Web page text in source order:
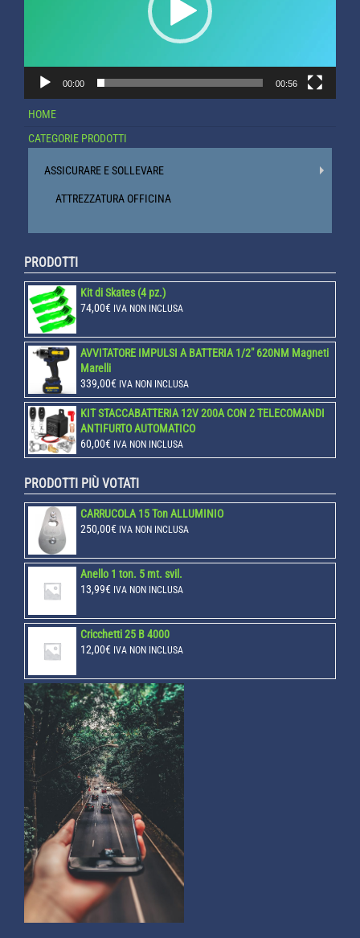
00:00 00:56
HOME
CATEGORIE PRODOTTI
ASSICURARE E SOLLEVARE
ATTREZZATURA OFFICINA
PRODOTTI
Kit di Skates (4 pz.)
74,00€ IVA NON INCLUSA
AVVITATORE IMPULSI A BATTERIA 1/2" 620NM Magneti
Marelli
339,00€ IVA NON INCLUSA
KIT STACCABATTERIA 12V 200A CON 2 TELECOMANDI
ANTIFURTO AUTOMATICO
60,00€ IVA NON INCLUSA
PRODOTTI PIÙ VOTATI
CARRUCOLA 15 Ton ALLUMINIO
250,00€ IVA NON INCLUSA
Anello 1 ton. 5 mt. svil.
13,99€ IVA NON INCLUSA
Cricchetti 25 B 4000
12,00€ IVA NON INCLUSA